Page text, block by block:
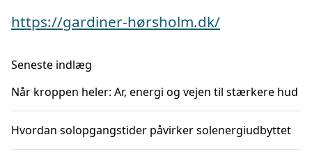
https://gardiner-hørsholm.dk/
Seneste indlæg
Når kroppen heler: Ar, energi og vejen til stærkere hud
Hvordan solopgangstider påvirker solenergiudbyttet